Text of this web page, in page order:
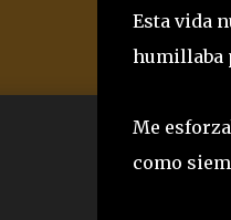
Esta vida
humillaba
Me
como